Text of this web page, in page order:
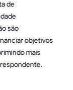
de
são
objetivos
mais